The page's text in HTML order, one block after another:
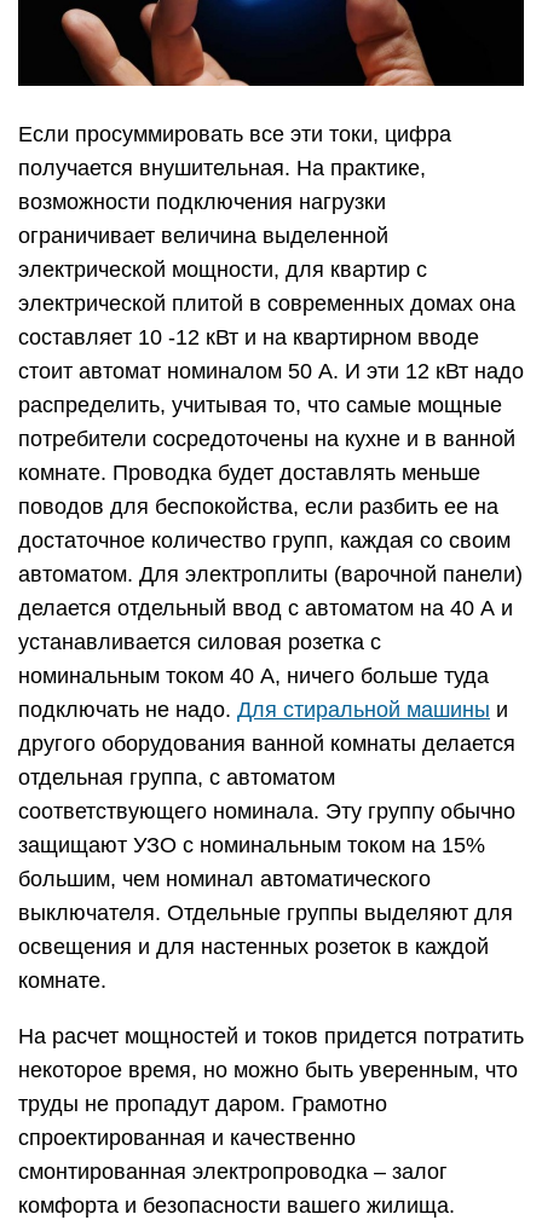
Если просуммировать все эти токи, цифра
получается внушительная. На практике,
возможности подключения нагрузки
ограничивает величина выделенной
электрической мощности, для квартир с
электрической плитой в современных домах она
составляет 10 -12 кВт и на квартирном вводе
стоит автомат номиналом 50 А. И эти 12 кВт надо
распределить, учитывая то, что самые мощные
потребители сосредоточены на кухне и в ванной
комнате. Проводка будет доставлять меньше
поводов для беспокойства, если разбить ее на
достаточное количество групп, каждая со своим
автоматом. Для электроплиты (варочной панели)
делается отдельный ввод с автоматом на 40 А и
устанавливается силовая розетка с
номинальным током 40 А, ничего больше туда
подключать не надо. Для стиральной машины и
другого оборудования ванной комнаты делается
отдельная группа, с автоматом
соответствующего номинала. Эту группу обычно
защищают УЗО с номинальным током на 15%
большим, чем номинал автоматического
выключателя. Отдельные группы выделяют для
освещения и для настенных розеток в каждой
комнате.
На расчет мощностей и токов придется потратить
некоторое время, но можно быть уверенным, что
труды не пропадут даром. Грамотно
спроектированная и качественно
смонтированная электропроводка – залог
комфорта и безопасности вашего жилища.